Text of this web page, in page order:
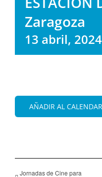
Zaragoza
13 abril,
AÑADIR AL
Jornadas de Cine para